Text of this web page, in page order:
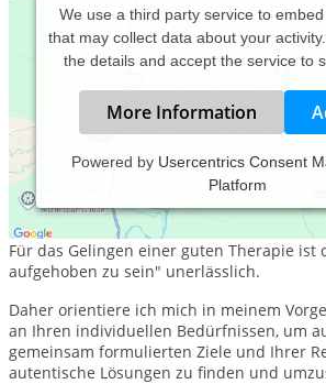
We use a third party service to
that may collect data about your
the details and accept the service to
More Information
Powered by Usercentrics Consent
Platform
Gemeinsam mit Ihnen entwickle ich ein
oder Therapieangebot.
Für das Gelingen einer guten Therapie ist
aufgehoben zu sein" unerlässlich.
Daher orientiere ich mich in meinem
an Ihren individuellen Bedürfnissen, um
gemeinsam formulierten Ziele und Ihrer
autentische Lösungen zu finden und